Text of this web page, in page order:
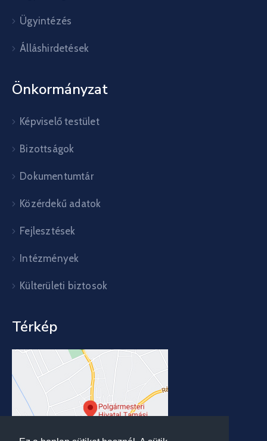
Ügyintézés
Álláshirdetések
Önkormányzat
Képviselő testület
Bizottságok
Dokumentumtár
Közérdekű adatok
Fejlesztések
Intézmények
Külterületi biztosok
Térkép